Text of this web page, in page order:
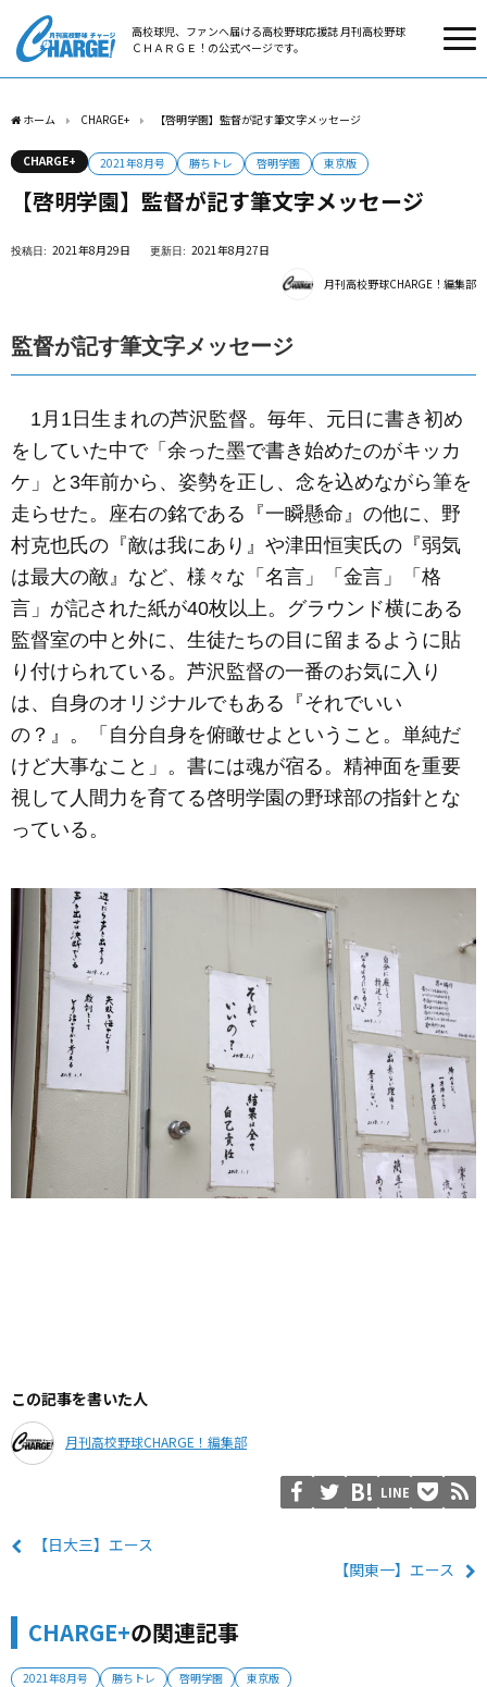
高校球児、ファンへ届ける高校野球応援誌 月刊高校野球
ＣＨＡＲＧＥ！の公式ページです。
ホーム CHARGE+ 【啓明学園】監督が記す筆文字メッセージ
CHARGE+ 2021年8月号 勝ちトレ 啓明学園 東京版
【啓明学園】監督が記す筆文字メッセージ
2021年8月29日 2021年8月27日
月刊高校野球CHARGE！編集部
監督が記す筆文字メッセージ
1月1日生まれの芦沢監督。毎年、元日に書き初め
をしていた中で「余った墨で書き始めたのがキッカ
ケ」と3年前から、姿勢を正し、念を込めながら筆を
走らせた。座右の銘である『一瞬懸命』の他に、野
村克也氏の『敵は我にあり』や津田恒実氏の『弱気
は最大の敵』など、様々な「名言」「金言」「格
言」が記された紙が40枚以上。グラウンド横にある
監督室の中と外に、生徒たちの目に留まるように貼
り付けられている。芦沢監督の一番のお気に入り
は、自身のオリジナルでもある『それでいい
の？』。「自分自身を俯瞰せよということ。単純だ
けど大事なこと」。書には魂が宿る。精神面を重要
視して人間力を育てる啓明学園の野球部の指針とな
っている。
この記事を書いた人
月刊高校野球CHARGE！編集部
LINE
【日大三】エース
【関東一】エース
CHARGE+の関連記事
2021年8月号 勝ちトレ 啓明学園 東京版